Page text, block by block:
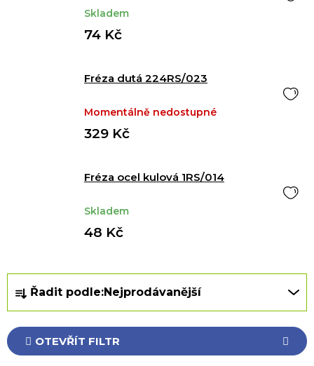
Skladem
74 Kč
Fréza dutá 224RS/023
Momentálně nedostupné
329 Kč
Fréza ocel kulová 1RS/014
Skladem
48 Kč
a
z
e
n
Řadit podle:Nejprodávanější
OTEVŘÍT FILTR